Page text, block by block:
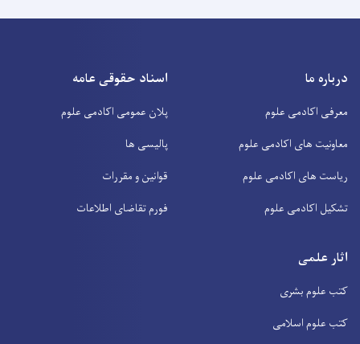
درباره ما
معرفی اکادمی علوم
معاونیت های اکادمی علوم
ریاست های اکادمی علوم
تشکیل اکادمی علوم
اسناد حقوقی عامه
پلان عمومی اکادمی علوم
پالیسی ها
قوانین و مقررات
فورم تقاضای اطلاعات
اثار علمی
کتب علوم بشری
کتب علوم اسلامی